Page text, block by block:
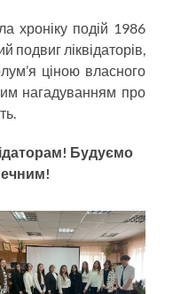
хроніку подій 1986
ліквідаторів,
ціною власного
нагадуванням про
Будуємо